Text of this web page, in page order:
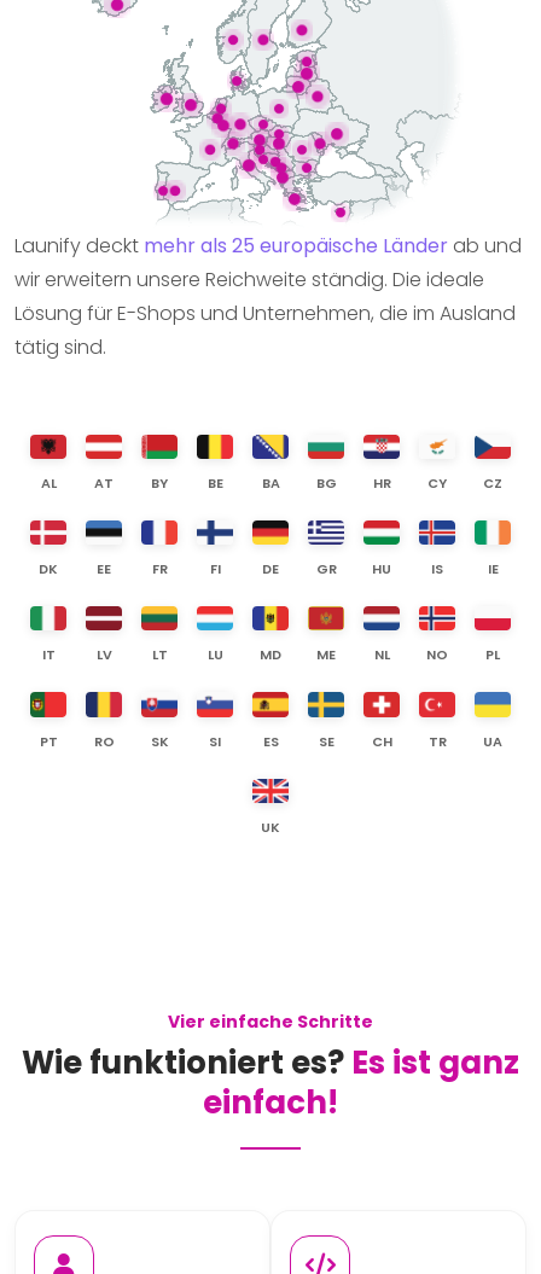
Launify deckt mehr als 25 europäische Länder ab und
wir erweitern unsere Reichweite ständig. Die ideale
Lösung für E-Shops und Unternehmen, die im Ausland
tätig sind.
AL AT BY BE BA BG HR CY CZ
DK EE FR FI DE GR HU IS IE
IT LV LT LU MD ME NL NO PL
PT RO SK SI ES SE CH TR UA
UK
Vier einfache Schritte
Wie funktioniert es? Es ist ganz
einfach!